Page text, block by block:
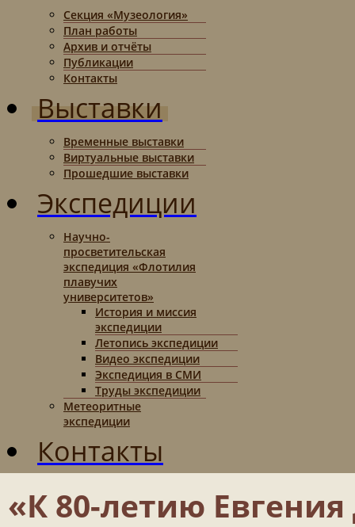
Секция «Музеология»
План работы
Архив и отчёты
Публикации
Контакты
Выставки
Временные выставки
Виртуальные выставки
Прошедшие выставки
Экспедиции
Научно-
просветительская
экспедиция «Флотилия
плавучих
университетов»
История и миссия
экспедиции
Летопись экспедиции
Видео экспедиции
Экспедиция в СМИ
Труды экспедиции
Метеоритные
экспедиции
Контакты
«К 80-летию